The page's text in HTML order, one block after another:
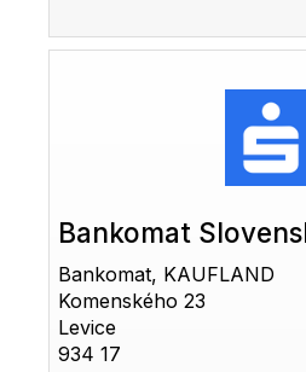
Bankomat
Bankomat, KAUFLAND
Komenského 23
Levice
934 17